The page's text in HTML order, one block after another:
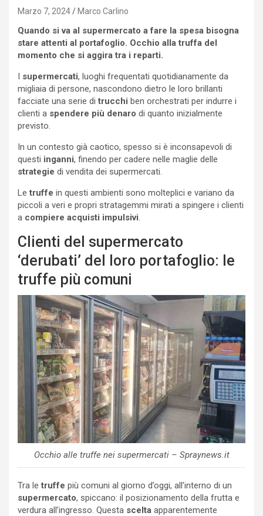
Marzo 7, 2024 Marco Carlino
Quando si va al supermercato a fare la spesa bisogna
stare attenti al portafoglio. Occhio alla truffa del
momento che si aggira tra i reparti.
supermercati, luoghi frequentati quotidianamente da
migliaia di persone, nascondono dietro le loro brillanti
facciate una serie ditrucchi ben orchestrati per indurre i
clienti a spendere più denaro di quanto inizialmente
previsto.
In un contesto già caotico, spesso si è inconsapevoli di
questi inganni, finendo per cadere nelle maglie delle
strategie di vendita dei supermercati.
Letruffe in questi ambienti sono molteplici e variano da
piccoli a veri e propri stratagemmi mirati a spingere i clienti
a compiere acquisti impulsivi.
Clienti del supermercato
‘derubati’ del loro portafoglio: le
truffe più comuni
Occhio alle truffe nei supermercati – Spraynews.it
Tra letruffe più comuni al giorno d’oggi, all’interno di un
supermercato, spiccano: il posizionamento della frutta e
verdura all’ingresso. Questa scelta apparentemente